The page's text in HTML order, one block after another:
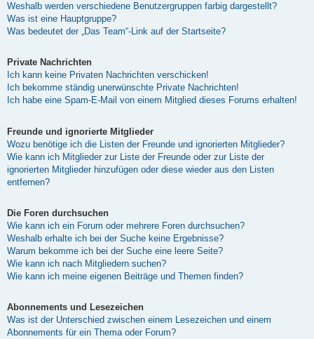
Weshalb werden verschiedene Benutzergruppen farbig dargestellt?
Was ist eine Hauptgruppe?
Was bedeutet der „Das Team“-Link auf der Startseite?
Private Nachrichten
Ich kann keine Privaten Nachrichten verschicken!
Ich bekomme ständig unerwünschte Private Nachrichten!
Ich habe eine Spam-E-Mail von einem Mitglied dieses Forums erhalten!
Freunde und ignorierte Mitglieder
Wozu benötige ich die Listen der Freunde und ignorierten Mitglieder?
Wie kann ich Mitglieder zur Liste der Freunde oder zur Liste der
ignorierten Mitglieder hinzufügen oder diese wieder aus den Listen
entfernen?
Die Foren durchsuchen
Wie kann ich ein Forum oder mehrere Foren durchsuchen?
Weshalb erhalte ich bei der Suche keine Ergebnisse?
Warum bekomme ich bei der Suche eine leere Seite?
Wie kann ich nach Mitgliedern suchen?
Wie kann ich meine eigenen Beiträge und Themen finden?
Abonnements und Lesezeichen
Was ist der Unterschied zwischen einem Lesezeichen und einem
Abonnements für ein Thema oder Forum?